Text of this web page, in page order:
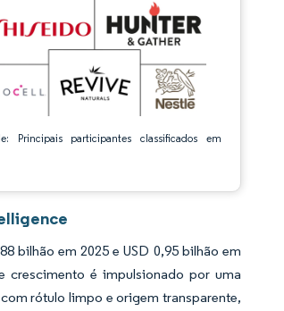
Principais participantes classificados em
bilhão em 2025 e USD 0,95 bilhão em
crescimento é impulsionado por uma
rótulo limpo e origem transparente,